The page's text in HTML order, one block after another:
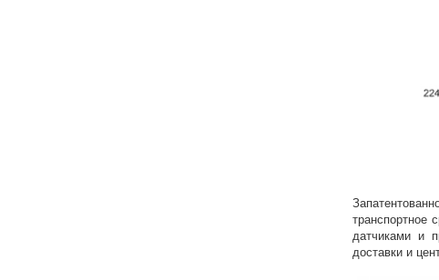
транспортное
датчиками и
доставки и